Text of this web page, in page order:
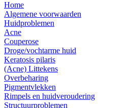
Home
Algemene voorwaarden
Huidproblemen
Acne
Couperose
Droge/vochtarme huid
Keratosis pilaris
(Acne) Littekens
Overbeharing
Pigmentvlekken
Rimpels en huidveroudering
Structuurproblemen